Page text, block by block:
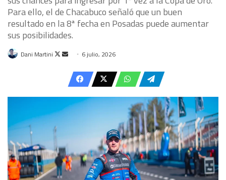
Para ello, el de Chacabuco señaló que un buen
resultado en la 8ª fecha en Posadas puede aumentar
sus posibilidades.
Dani Martini
Follow
Send
email
6 julio, 2026